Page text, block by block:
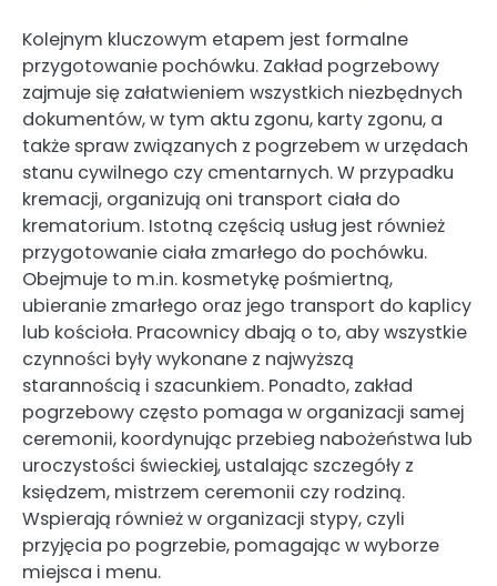
Kolejnym kluczowym etapem jest formalne
przygotowanie pochówku. Zakład pogrzebowy
zajmuje się załatwieniem wszystkich niezbędnych
dokumentów, w tym aktu zgonu, karty zgonu, a
także spraw związanych z pogrzebem w urzędach
stanu cywilnego czy cmentarnych. W przypadku
kremacji, organizują oni transport ciała do
krematorium. Istotną częścią usług jest również
przygotowanie ciała zmarłego do pochówku.
Obejmuje to m.in. kosmetykę pośmiertną,
ubieranie zmarłego oraz jego transport do kaplicy
lub kościoła. Pracownicy dbają o to, aby wszystkie
czynności były wykonane z najwyższą
starannością i szacunkiem. Ponadto, zakład
pogrzebowy często pomaga w organizacji samej
ceremonii, koordynując przebieg nabożeństwa lub
uroczystości świeckiej, ustalając szczegóły z
księdzem, mistrzem ceremonii czy rodziną.
Wspierają również w organizacji stypy, czyli
przyjęcia po pogrzebie, pomagając w wyborze
miejsca i menu.